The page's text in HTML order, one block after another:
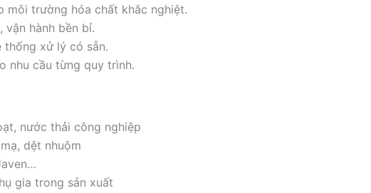
môi trường hóa chất khắc nghiệt.
vận hành bền bỉ.
thống xử lý có sẵn.
nhu cầu từng quy trình.
nước thải công nghiệp
dệt nhuộm
gia trong sản xuất